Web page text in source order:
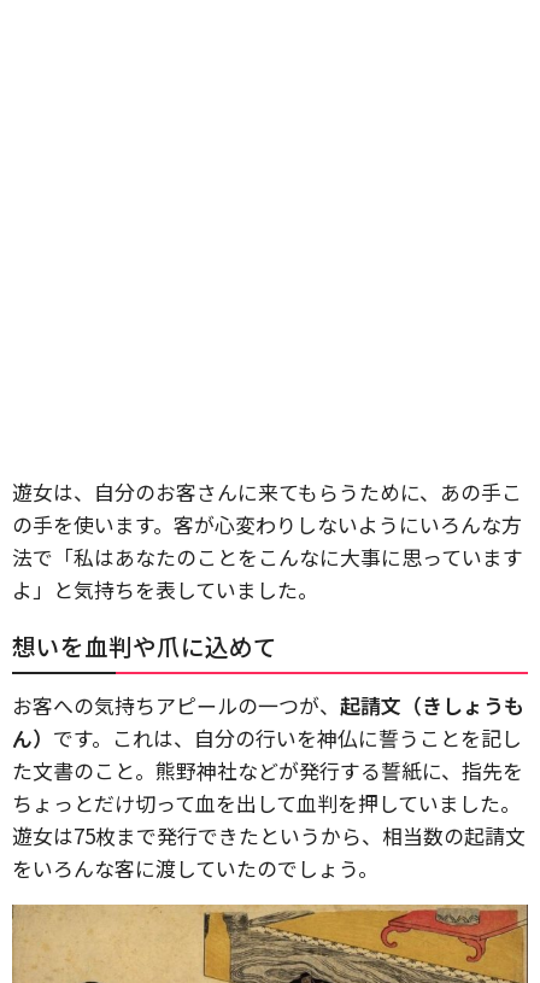
遊女は、自分のお客さんに来てもらうために、あの手こ
の手を使います。客が心変わりしないようにいろんな方
法で「私はあなたのことをこんなに大事に思っています
よ」と気持ちを表していました。
想いを血判や爪に込めて
お客への気持ちアピールの一つが、 起請文（きしょうも
ん） です。これは、自分の行いを神仏に誓うことを記し
た文書のこと。熊野神社などが発行する誓紙に、指先を
ちょっとだけ切って血を出して血判を押していました。
遊女は75枚まで発行できたというから、相当数の起請文
をいろんな客に渡していたのでしょう。